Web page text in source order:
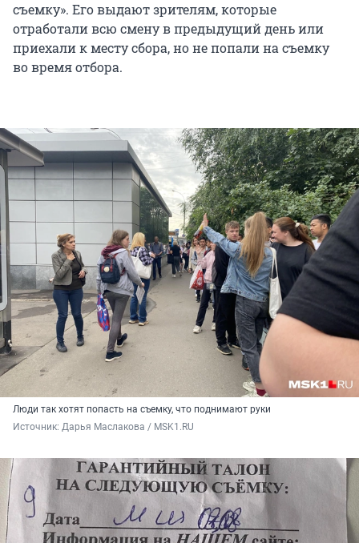
съемку». Его выдают зрителям, которые
отработали всю смену в предыдущий день или
приехали к месту сбора, но не попали на съемку
во время отбора.
Люди так хотят попасть на съемку, что поднимают руки
Источник: Дарья Маслакова / MSK1.RU